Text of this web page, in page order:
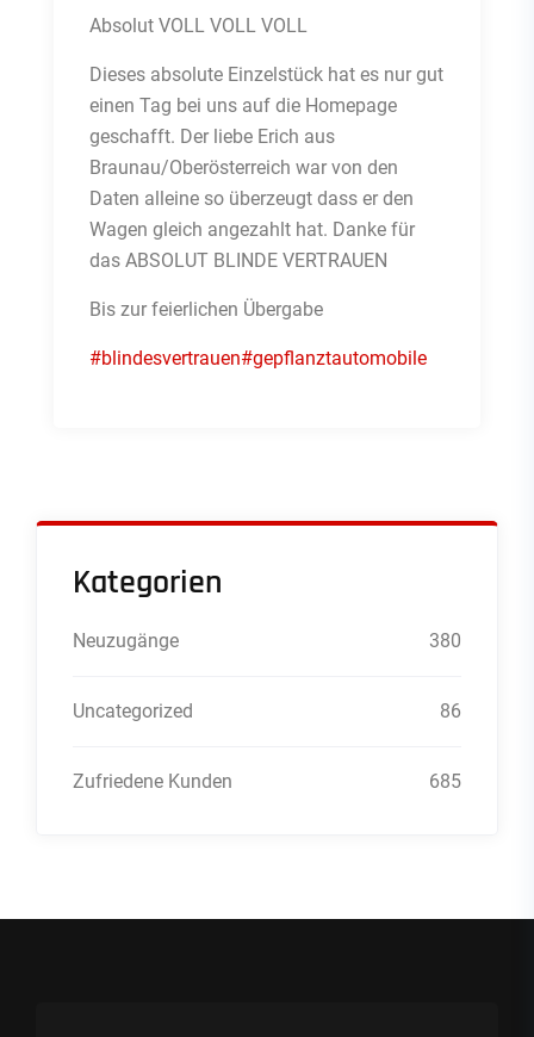
Absolut VOLL VOLL VOLL
Dieses absolute Einzelstück hat es nur gut
einen Tag bei uns auf die Homepage
geschafft. Der liebe Erich aus
Braunau/Oberösterreich war von den
Daten alleine so überzeugt dass er den
Wagen gleich angezahlt hat. Danke für
das ABSOLUT BLINDE VERTRAUEN
Bis zur feierlichen Übergabe
#blindesvertrauen#gepflanztautomobile
Kategorien
Neuzugänge 380
Uncategorized 86
Zufriedene Kunden 685